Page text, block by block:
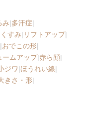
み|多汗症|
すみ| リフトアップ|
|おでこの形|
ームアップ|赤ら顔|
ジワ|ほうれい線|
きさ・形|